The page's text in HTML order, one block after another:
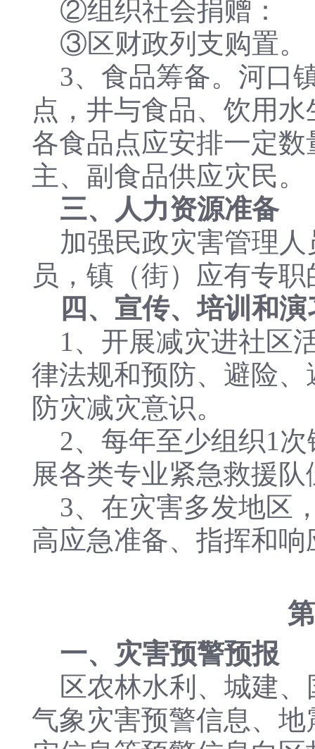
②组织社会捐赠：
③区财政列支购置。
3、食品筹备。河口
点，井与食品、饮用
各食品点应安排一定
主、副食品供应灾民。
三、人力资源准备
加强民政灾害管理人
员，镇（街）应有专
四、宣传、培训和演
1、开展减灾进社区
律法规和预防、避险
防灾减灾意识。
2、每年至少组织1次
展各类专业紧急救援
3、在灾害多发地区
高应急准备、指挥和响
一、灾害预警预报
区农林水利、城建、
气象灾害预警信息、